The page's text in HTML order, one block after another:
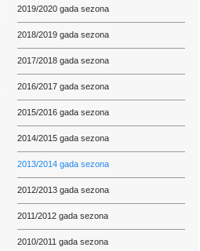
2019/2020 gada sezona
2018/2019 gada sezona
2017/2018 gada sezona
2016/2017 gada sezona
2015/2016 gada sezona
2014/2015 gada sezona
2013/2014 gada sezona
2012/2013 gada sezona
2011/2012 gada sezona
2010/2011 gada sezona